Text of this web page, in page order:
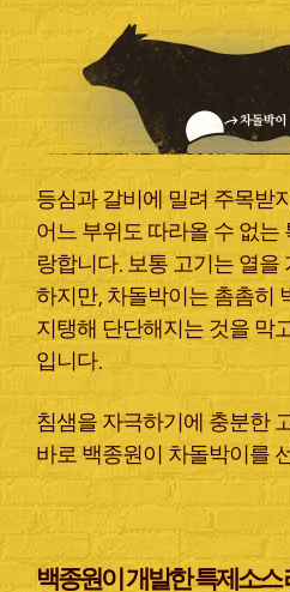
등심과 갈비에 밀려 주목받
어느 부위도 따라올 수 없는
랑합니다. 보통 고기는 열을
하지만, 차돌박이는 촘촘히
지탱해 단단해지는 것을 막
입니다.
침샘을 자극하기에 충분한
바로 백종원이 차돌박이를
백종원이 개발한 특제소스